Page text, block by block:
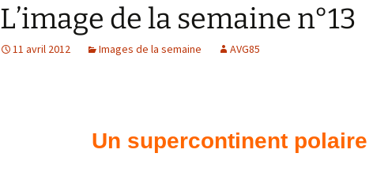
L’image de la semaine n°13
11 avril 2012 Images de la semaine AVG85
Un supercontinent polaire